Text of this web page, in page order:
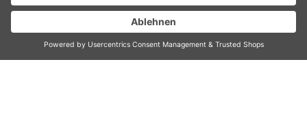
AUSZEICHNUNGEN